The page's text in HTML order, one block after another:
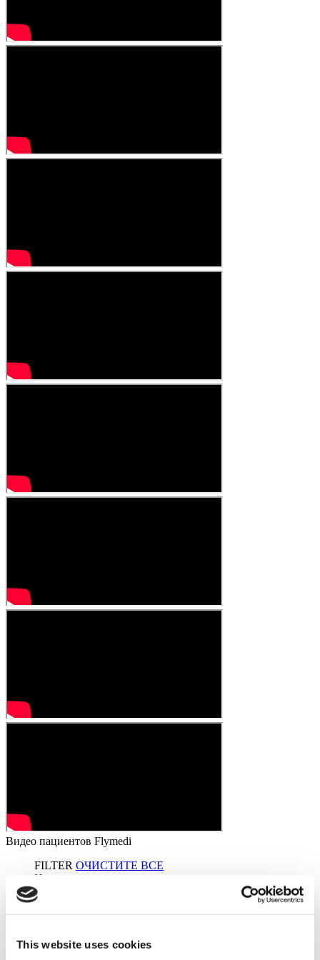
This website uses cookies
Видео пациентов Flymedi
FILTER ОЧИСТИТЕ ВСЕ
Направления
Города
Vilnius county(1)